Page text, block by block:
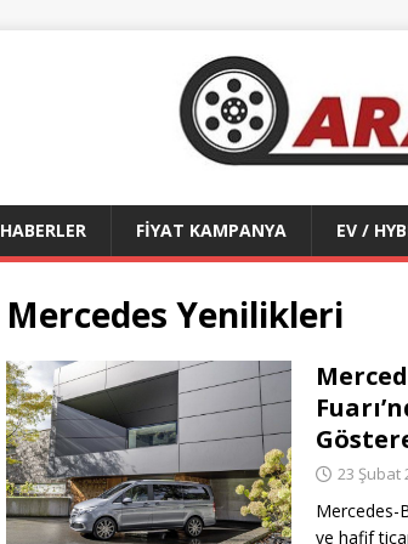
HABERLER FİYAT KAMPANYA EV /
Mercedes Yenilikleri
23 Şubat
Mercedes-
ve hafif